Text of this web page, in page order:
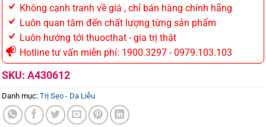
Không cạnh tranh về giá , chỉ bán hàng chính hãng
Luôn quan tâm đến chất lượng từng sản phẩm
Luôn hướng tới thuocthat - gia trị thật
Hotline tư vấn miễn phí: 1900.3297 - 0979.103.103
SKU: A430612
Danh mục: Trị Sẹo - Da Liễu